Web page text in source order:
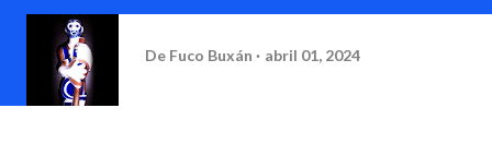
De Fuco Buxán abril 01, 2024